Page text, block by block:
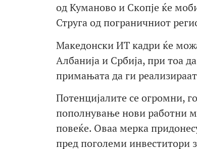
од Куманово и Скопје ќе
Струга од пограничниот
Македонски ИТ кадри ќе
Албанија и Србија, при тоа
примањата да ги
Потенцијалите се огромни,
пополнување нови работни
повеќе. Оваа мерка
пред поголеми инвеститори